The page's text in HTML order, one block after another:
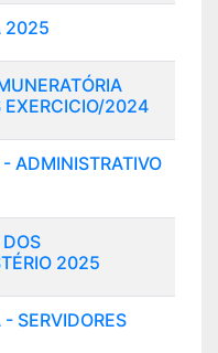
2025
EXERCICIO/2024
ADMINISTRATIVO
2025
SERVIDORES